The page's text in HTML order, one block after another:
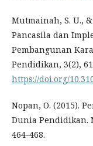
Mutmainah, S. U.,
Pancasila dan
Pembangunan
Pendidikan, 3(2),
https://doi.org/
Nopan, O. (2015).
Dunia Pendidikan.
464-468.